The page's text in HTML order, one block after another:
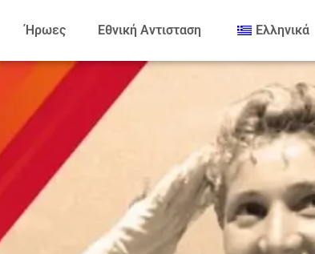
Ήρωες Εθνική Αντισταση Ελληνικά